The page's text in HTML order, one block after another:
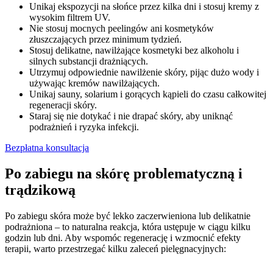
Unikaj ekspozycji na słońce przez kilka dni i stosuj kremy z
wysokim filtrem UV.
Nie stosuj mocnych peelingów ani kosmetyków
złuszczających przez minimum tydzień.
Stosuj delikatne, nawilżające kosmetyki bez alkoholu i
silnych substancji drażniących.
Utrzymuj odpowiednie nawilżenie skóry, pijąc dużo wody i
używając kremów nawilżających.
Unikaj sauny, solarium i gorących kąpieli do czasu całkowitej
regeneracji skóry.
Staraj się nie dotykać i nie drapać skóry, aby uniknąć
podrażnień i ryzyka infekcji.
Bezpłatna konsultacja
Po zabiegu na skórę problematyczną i
trądzikową
Po zabiegu skóra może być lekko zaczerwieniona lub delikatnie
podrażniona – to naturalna reakcja, która ustępuje w ciągu kilku
godzin lub dni. Aby wspomóc regenerację i wzmocnić efekty
terapii, warto przestrzegać kilku zaleceń pielęgnacyjnych: